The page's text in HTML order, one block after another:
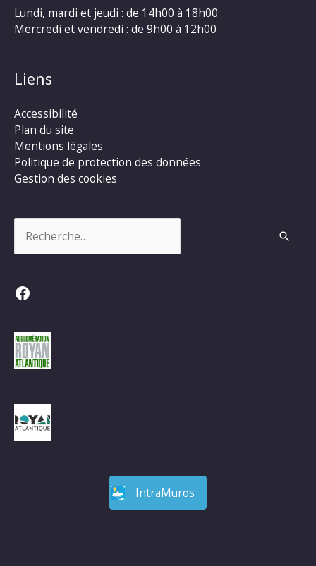
Lundi, mardi et jeudi : de 14h00 à 18h00
Mercredi et vendredi : de 9h00 à 12h00
Liens
Accessibilité
Plan du site
Mentions légales
Politique de protection des données
Gestion des cookies
Facebook
IntraMuros